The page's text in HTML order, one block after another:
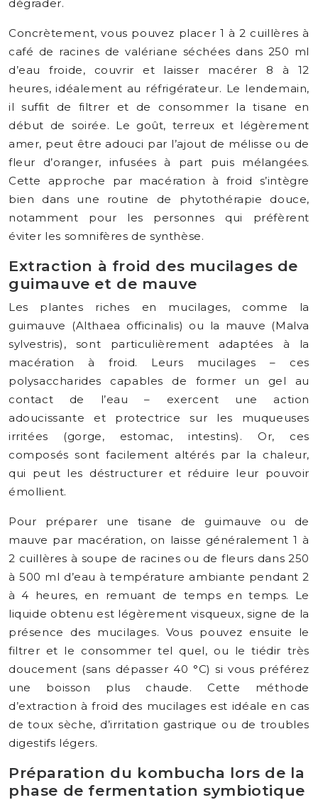
dégrader.
Concrètement, vous pouvez placer 1 à 2 cuillères à
café de racines de valériane séchées dans 250 ml
d’eau froide, couvrir et laisser macérer 8 à 12
heures, idéalement au réfrigérateur. Le lendemain,
il suffit de filtrer et de consommer la tisane en
début de soirée. Le goût, terreux et légèrement
amer, peut être adouci par l’ajout de mélisse ou de
fleur d’oranger, infusées à part puis mélangées.
Cette approche par macération à froid s’intègre
bien dans une routine de phytothérapie douce,
notamment pour les personnes qui préfèrent
éviter les somnifères de synthèse.
Extraction à froid des mucilages de
guimauve et de mauve
Les plantes riches en mucilages, comme la
guimauve (Althaea officinalis) ou la mauve (Malva
sylvestris), sont particulièrement adaptées à la
macération à froid. Leurs mucilages – ces
polysaccharides capables de former un gel au
contact de l’eau – exercent une action
adoucissante et protectrice sur les muqueuses
irritées (gorge, estomac, intestins). Or, ces
composés sont facilement altérés par la chaleur,
qui peut les déstructurer et réduire leur pouvoir
émollient.
Pour préparer une tisane de guimauve ou de
mauve par macération, on laisse généralement 1 à
2 cuillères à soupe de racines ou de fleurs dans 250
à 500 ml d’eau à température ambiante pendant 2
à 4 heures, en remuant de temps en temps. Le
liquide obtenu est légèrement visqueux, signe de la
présence des mucilages. Vous pouvez ensuite le
filtrer et le consommer tel quel, ou le tiédir très
doucement (sans dépasser 40 °C) si vous préférez
une boisson plus chaude. Cette méthode
d’extraction à froid des mucilages est idéale en cas
de toux sèche, d’irritation gastrique ou de troubles
digestifs légers.
Préparation du kombucha lors de la
phase de fermentation symbiotique